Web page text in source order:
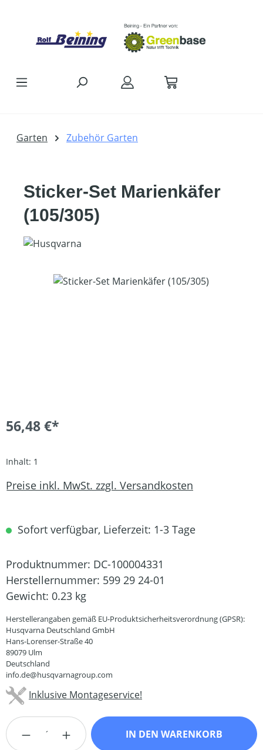
Garten Zubehör Garten
Sticker-Set Marienkäfer
(105/305)
Bildergalerie überspringen
56,48 €*
Inhalt: 1
Preise inkl. MwSt. zzgl. Versandkosten
Sofort verfügbar, Lieferzeit: 1-3 Tage
Produktnummer: DC-100004331
Herstellernummer: 599 29 24-01
Gewicht: 0.23 kg
Herstellerangaben gemäß EU-Produktsicherheitsverordnung (GPSR):
Husqvarna Deutschland GmbH
Hans-Lorenser-Straße 40
89079 Ulm
Deutschland
info.de@husqvarnagroup.com
Inklusive Montageservice!
Produkt Anzahl: Gib den gewünschten
IN DEN WARENKORB